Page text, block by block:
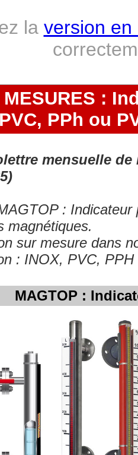
la version en
MESURES :
PPh ou
mensuelle de
: Indicateur
magnétiques.
sur mesure dans
: INOX, PVC,
MAGTOP :